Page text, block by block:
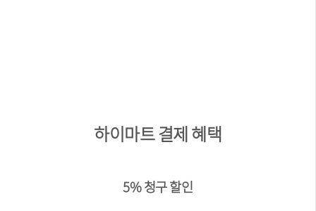
하이마트 결제 혜택
5% 청구 할인